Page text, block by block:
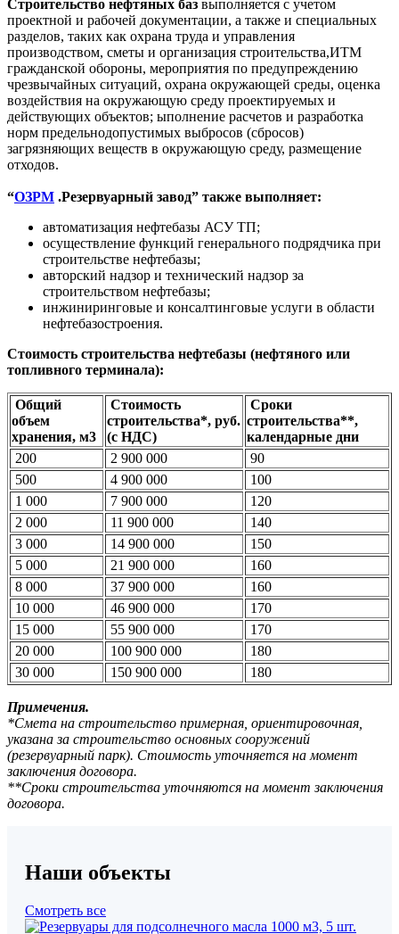
Строительство нефтяных баз выполняется с учетом
проектной и рабочей документации, а также и специальных
разделов, таких как охрана труда и управления
производством, сметы и организация строительства,ИТМ
гражданской обороны, мероприятия по предупреждению
чрезвычайных ситуаций, охрана окружающей среды, оценка
воздействия на окружающую среду проектируемых и
действующих объектов; ыполнение расчетов и разработка
норм предельнодопустимых выбросов (сбросов)
загрязняющих веществ в окружающую среду, размещение
отходов.
“ОЗРМ .Резервуарный завод” также выполняет:
автоматизация нефтебазы АСУ ТП;
осуществление функций генерального подрядчика при
строительстве нефтебазы;
авторский надзор и технический надзор за
строительством нефтебазы;
инжиниринговые и консалтинговые услуги в области
нефтебазостроения.
Стоимость строительства нефтебазы (нефтяного или
топливного терминала):
Общий
объем
хранения, м3
Стоимость
строительства*, руб.
(с НДС)
Сроки
строительства**,
календарные дни
200
2 900 000
90
500
4 900 000
100
1 000
7 900 000
120
2 000
11 900 000
140
3 000
14 900 000
150
5 000
21 900 000
160
8 000
37 900 000
160
10 000
46 900 000
170
15 000
55 900 000
170
20 000
100 900 000
180
30 000
150 900 000 180
Примечения.
*Смета на строительство примерная, ориентировочная,
указана за строительство основных сооружений
(резервуарный парк). Стоимость уточняется на момент
заключения договора.
**Сроки строительства уточняются на момент заключения
договора.
Наши объекты
Смотреть все